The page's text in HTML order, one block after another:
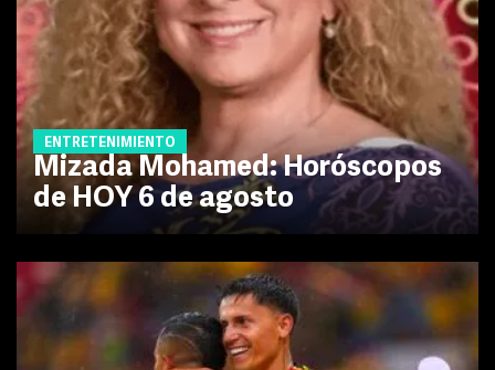
ENTRETENIMIENTO
Mizada Mohamed: Horóscopos
de HOY 6 de agosto